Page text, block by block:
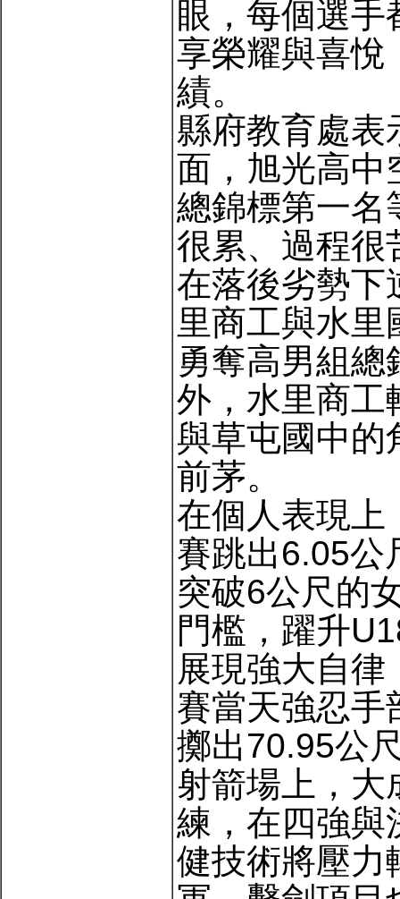
眼，每個選
享榮耀與喜悅
績。
縣府教育處表
面，旭光高中
總錦標第一名
很累、過程很
在落後劣勢下
里商工與水
勇奪高男組
外，水里商工
與草屯國中的
前茅。
在個人表現上
賽跳出6.05公
突破6公尺的
門檻，躍升
展現強大自
賽當天強忍手
擲出70.95公
射箭場上，大
練，在四強與
健技術將壓力